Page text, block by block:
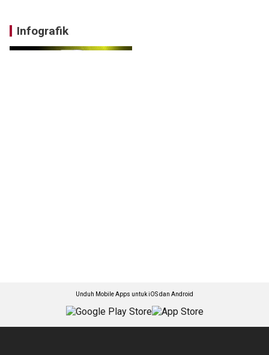
Infografik
Unduh Mobile Apps untuk iOS dan Android